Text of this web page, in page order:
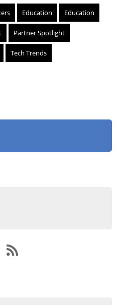
Education Education
Partner Spotlight
Tech Trends